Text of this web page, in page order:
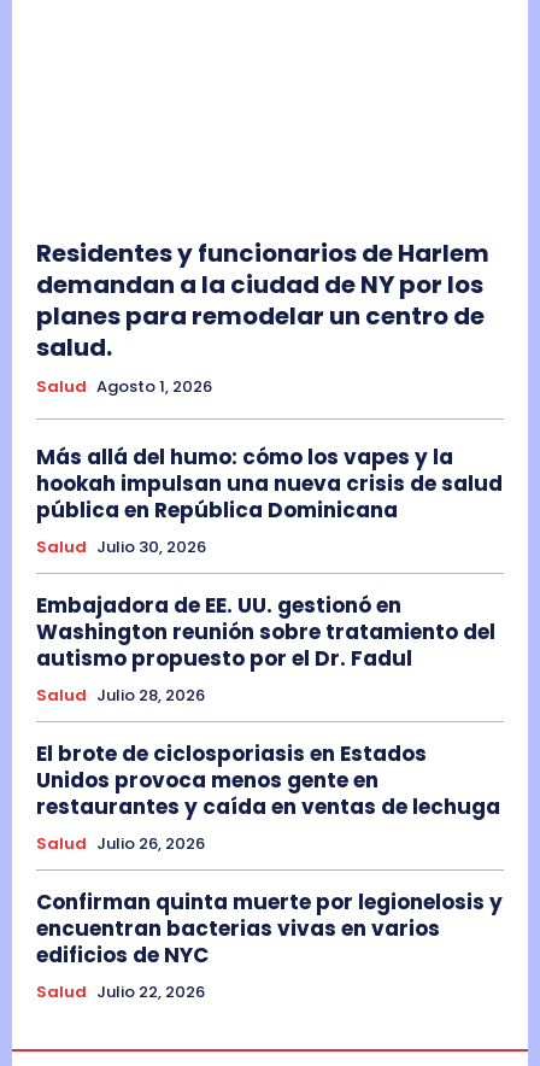
Residentes y funcionarios de Harlem
demandan a la ciudad de NY por los
planes para remodelar un centro de
salud.
Salud Agosto 1, 2026
Más allá del humo: cómo los vapes y la
hookah impulsan una nueva crisis de salud
pública en República Dominicana
Salud Julio 30, 2026
Embajadora de EE. UU. gestionó en
Washington reunión sobre tratamiento del
autismo propuesto por el Dr. Fadul
Salud Julio 28, 2026
El brote de ciclosporiasis en Estados
Unidos provoca menos gente en
restaurantes y caída en ventas de lechuga
Salud Julio 26, 2026
Confirman quinta muerte por legionelosis y
encuentran bacterias vivas en varios
edificios de NYC
Salud Julio 22, 2026